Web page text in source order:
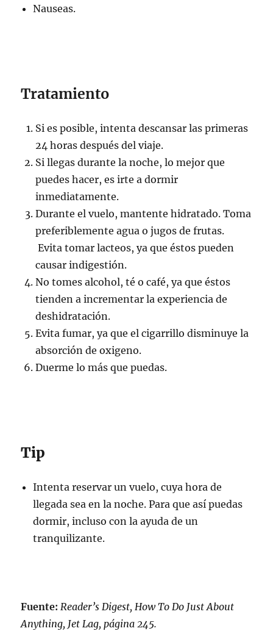
Nauseas.
Tratamiento
Si es posible, intenta descansar las primeras
24 horas después del viaje.
Si llegas durante la noche, lo mejor que
puedes hacer, es irte a dormir
inmediatamente.
Durante el vuelo, mantente hidratado. Toma
preferiblemente agua o jugos de frutas.
Evita tomar lacteos, ya que éstos pueden
causar indigestión.
No tomes alcohol, té o café, ya que éstos
tienden a incrementar la experiencia de
deshidratación.
Evita fumar, ya que el cigarrillo disminuye la
absorción de oxigeno.
Duerme lo más que puedas.
Tip
Intenta reservar un vuelo, cuya hora de
llegada sea en la noche. Para que así puedas
dormir, incluso con la ayuda de un
tranquilizante.
Fuente: Reader’s Digest, How To Do Just About
Anything, Jet Lag, página 245.